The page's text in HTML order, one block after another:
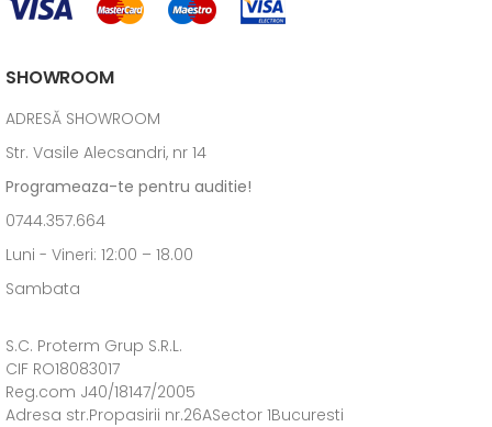
SHOWROOM
ADRESĂ SHOWROOM
Str. Vasile Alecsandri, nr 14
Programeaza-te pentru auditie!
0744.357.664
Luni - Vineri: 12:00 – 18.00
Sambata
S.C. Proterm Grup S.R.L.
CIF RO18083017
Reg.com J40/18147/2005
Adresa str.Propasirii nr.26ASector 1Bucuresti